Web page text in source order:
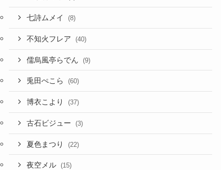
七詩ムメイ (8)
不知火フレア (40)
儒烏風亭らでん (9)
兎田ぺこら (60)
博衣こより (37)
古石ビジュー (3)
夏色まつり (22)
夜空メル (15)